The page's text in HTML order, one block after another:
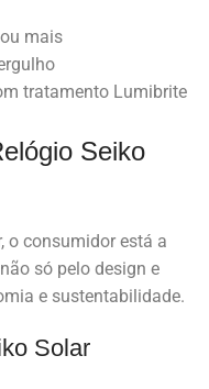
mais
tratamento Lumibrite
Seiko
o consumidor está a
só pelo design e
e sustentabilidade.
Solar